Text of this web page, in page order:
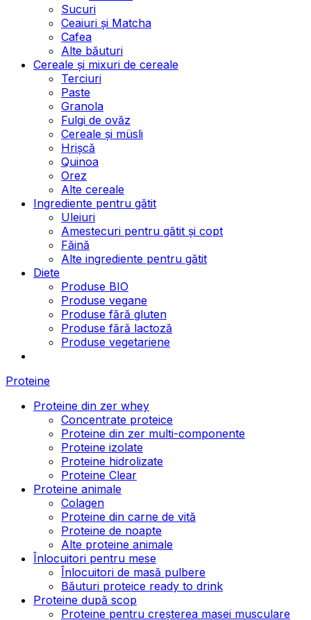
Sucuri
Ceaiuri și Matcha
Cafea
Alte băuturi
Cereale și mixuri de cereale
Terciuri
Paste
Granola
Fulgi de ovăz
Cereale și müsli
Hrișcă
Quinoa
Orez
Alte cereale
Ingrediente pentru gătit
Uleiuri
Amestecuri pentru gătit și copt
Făină
Alte ingrediente pentru gătit
Diete
Produse BIO
Produse vegane
Produse fără gluten
Produse fără lactoză
Produse vegetariene
Proteine
Proteine din zer whey
Concentrate proteice
Proteine din zer multi-componente
Proteine izolate
Proteine hidrolizate
Proteine Clear
Proteine animale
Colagen
Proteine din carne de vită
Proteine de noapte
Alte proteine animale
Înlocuitori pentru mese
Înlocuitori de masă pulbere
Băuturi proteice ready to drink
Proteine după scop
Proteine pentru creșterea masei musculare